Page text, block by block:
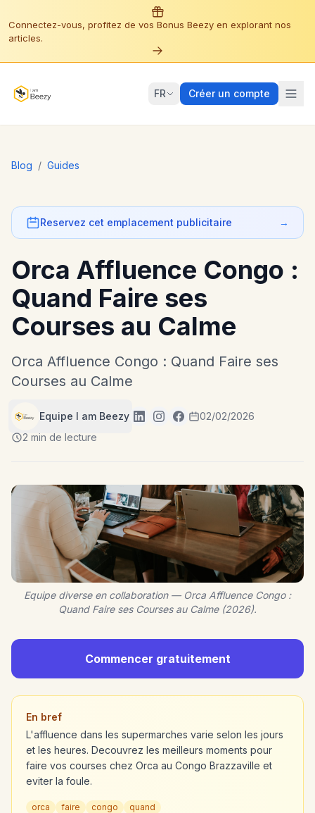
Connectez-vous, profitez de vos Bonus Beezy en explorant nos
articles.
FR Créer un compte
Blog / Guides
Reservez cet emplacement publicitaire →
Orca Affluence Congo :
Quand Faire ses
Courses au Calme
Orca Affluence Congo : Quand Faire ses
Courses au Calme
Equipe I am Beezy
02/02/2026
2 min de lecture
Equipe diverse en collaboration — Orca Affluence Congo :
Quand Faire ses Courses au Calme (2026).
Commencer gratuitement
En bref
L'affluence dans les supermarches varie selon les jours
et les heures. Decouvrez les meilleurs moments pour
faire vos courses chez Orca au Congo Brazzaville et
eviter la foule.
orca faire congo quand